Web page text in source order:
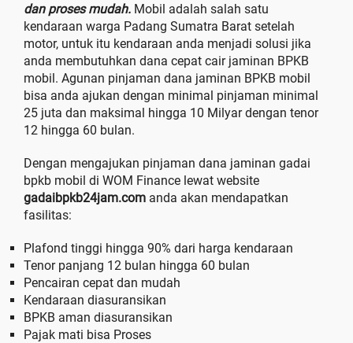
dan proses mudah. Mobil adalah salah satu
kendaraan warga Padang Sumatra Barat setelah
motor, untuk itu kendaraan anda menjadi solusi jika
anda membutuhkan dana cepat cair jaminan BPKB
mobil. Agunan pinjaman dana jaminan BPKB mobil
bisa anda ajukan dengan minimal pinjaman minimal
25 juta dan maksimal hingga 10 Milyar dengan tenor
12 hingga 60 bulan.
Dengan mengajukan pinjaman dana jaminan gadai
bpkb mobil di WOM Finance lewat website
gadaibpkb24jam.com anda akan mendapatkan
fasilitas:
Plafond tinggi hingga 90% dari harga kendaraan
Tenor panjang 12 bulan hingga 60 bulan
Pencairan cepat dan mudah
Kendaraan diasuransikan
BPKB aman diasuransikan
Pajak mati bisa Proses